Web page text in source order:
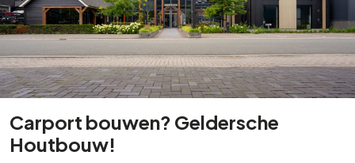
Carport bouwen? Geldersche
Houtbouw!